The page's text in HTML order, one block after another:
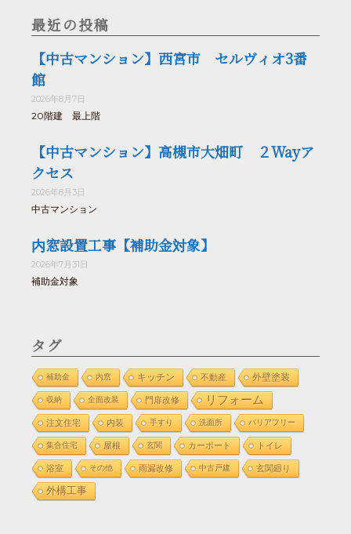
最近の投稿
【中古マンション】西宮市 セルヴィオ3番
館
2026年8月7日
20階建 最上階
【中古マンション】高槻市大畑町 ２Wayア
クセス
2026年8月3日
中古マンション
内窓設置工事【補助金対象】
2026年7月31日
補助金対象
タグ
補助金 内窓 キッチン 不動産 外壁塗装
収納 全面改装 門扉改修 リフォーム
注文住宅 内装 手すり 洗面所 バリアフリー
集合住宅 屋根 玄関 カーポート トイレ
浴室 その他 雨漏改修 中古戸建 玄関廻り
外構工事